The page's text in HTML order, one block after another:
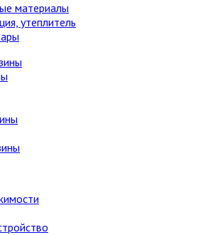
материалы
утеплитель